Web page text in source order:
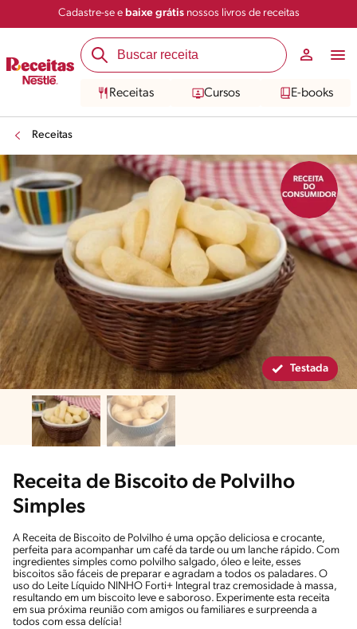
Cadastre-se e baixe grátisnossos livros de receitas
Receitas Cursos E-books
Receitas
Salvar Compartilhar
Testada
Receita de Biscoito de Polvilho
Simples
A Receita de Biscoito de Polvilho é uma opção deliciosa e crocante,
perfeita para acompanhar um café da tarde ou um lanche rápido. Com
ingredientes simples como polvilho salgado, óleo e leite, esses
biscoitos são fáceis de preparar e agradam a todos os paladares. O
uso do Leite Líquido NINHO Forti+ Integral traz cremosidade à massa,
resultando em um biscoito leve e saboroso. Experimente esta receita
em sua próxima reunião com amigos ou familiares e surpreenda a
todos com essa delícia!